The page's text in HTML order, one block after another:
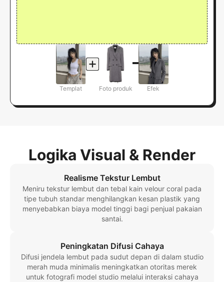
Templat Foto produk Efek
Logika Visual & Render
Realisme Tekstur Lembut
Meniru tekstur lembut dan tebal kain velour coral pada
tipe tubuh standar menghilangkan kesan plastik yang
menyebabkan biaya model tinggi bagi penjual pakaian
santai.
Peningkatan Difusi Cahaya
Difusi jendela lembut pada sudut depan di dalam studio
merah muda minimalis meningkatkan otoritas merek
untuk fotografi model studio melalui interaksi cahaya